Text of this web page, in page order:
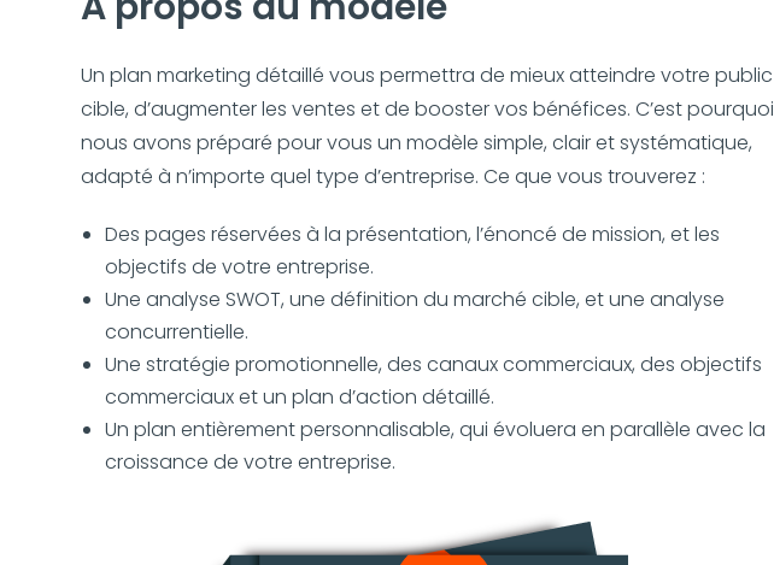
Un plan marketing détaillé vous permettra de mieux atteindre votre public
cible, d’augmenter les ventes et de booster vos bénéfices. C’est pourquoi
nous avons préparé pour vous un modèle simple, clair et systématique,
adapté à n’importe quel type d’entreprise. Ce que vous trouverez :
Des pages réservées à la présentation, l’énoncé de mission, et les
objectifs de votre entreprise.
Une analyse SWOT, une définition du marché cible, et une analyse
concurrentielle.
Une stratégie promotionnelle, des canaux commerciaux, des objectifs
commerciaux et un plan d’action détaillé.
Un plan entièrement personnalisable, qui évoluera en parallèle avec la
croissance de votre entreprise.